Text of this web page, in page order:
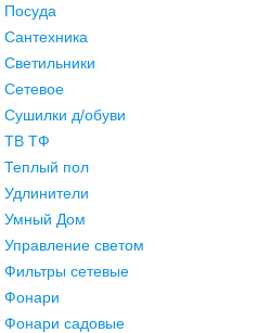
Посуда
Сантехника
Светильники
Сетевое
Сушилки д/обуви
ТВ ТФ
Теплый пол
Удлинители
Умный Дом
Управление светом
Фильтры сетевые
Фонари
Фонари садовые